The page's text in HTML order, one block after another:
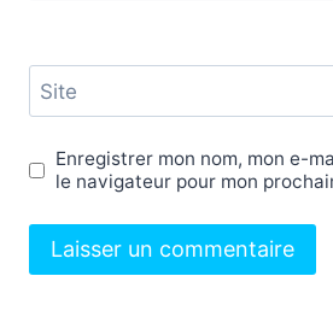
Site
Enregistrer mon nom, mon e-
le navigateur pour mon